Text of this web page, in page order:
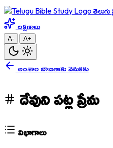
లక్షణాలు
A- A+
అంశాల జాబితాకు వెనుకకు
దేవుని పట్ల ప్రేమ
విభాగాలు